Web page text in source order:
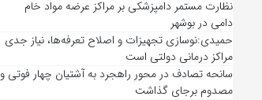
نظارت مستمر دامپزشکی بر مراکز عرضه مواد خام
دامی در بوشهر
حمیدی:نوسازی تجهیزات و اصلاح تعرفه‌ها، نیاز جدی
مراکز درمانی دولتی است
سانحه تصادف در محور راهجرد به آشتیان چهار فوتی و
مصدوم برجای گذاشت